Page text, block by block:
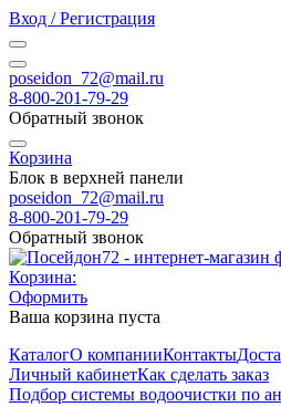
Вход / Регистрация
poseidon_72@mail.ru
8-800-201-79-29
Обратный звонок
Корзина
Блок в верхней панели
poseidon_72@mail.ru
8-800-201-79-29
Обратный звонок
Корзина:
Оформить
Ваша корзина пуста
КаталогО компанииКонтакты
Личный кабинетКак сделать заказ
Подбор системы водоочистки по